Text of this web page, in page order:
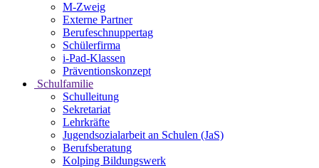
M-Zweig
Externe Partner
Berufeschnuppertag
Schülerfirma
i-Pad-Klassen
Präventionskonzept
Schulfamilie
Schulleitung
Sekretariat
Lehrkräfte
Jugendsozialarbeit an Schulen (JaS)
Berufsberatung
Kolping Bildungswerk